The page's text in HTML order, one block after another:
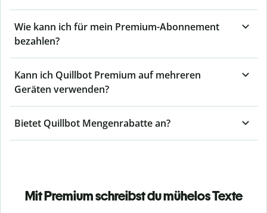
Wie kann ich für mein Premium-Abonnement
bezahlen?
Kann ich Quillbot Premium auf mehreren
Geräten verwenden?
Bietet Quillbot Mengenrabatte an?
Mit Premium schreibst du mühelos Texte